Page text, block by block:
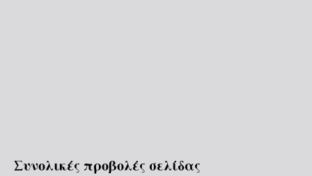
Συνολικές προβολές σελίδας